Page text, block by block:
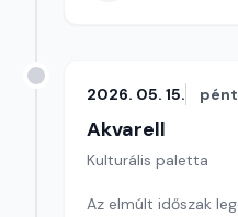
2026. 05. 15.
Akvarell
Kulturális paletta
Az elmúlt időszak